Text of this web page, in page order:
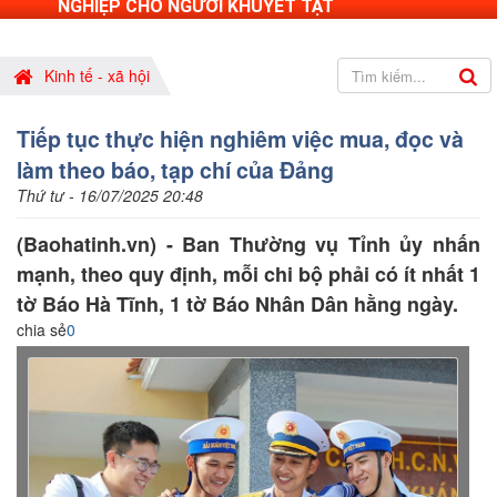
NGHIỆP CHO NGƯỜI KHUYẾT TẬT
Kinh tế - xã hội
Tiếp tục thực hiện nghiêm việc mua, đọc và
làm theo báo, tạp chí của Đảng
Thứ tư - 16/07/2025 20:48
(Baohatinh.vn) - Ban Thường vụ Tỉnh ủy nhấn
mạnh, theo quy định, mỗi chi bộ phải có ít nhất 1
tờ Báo Hà Tĩnh, 1 tờ Báo Nhân Dân hằng ngày.
chia sẻ0